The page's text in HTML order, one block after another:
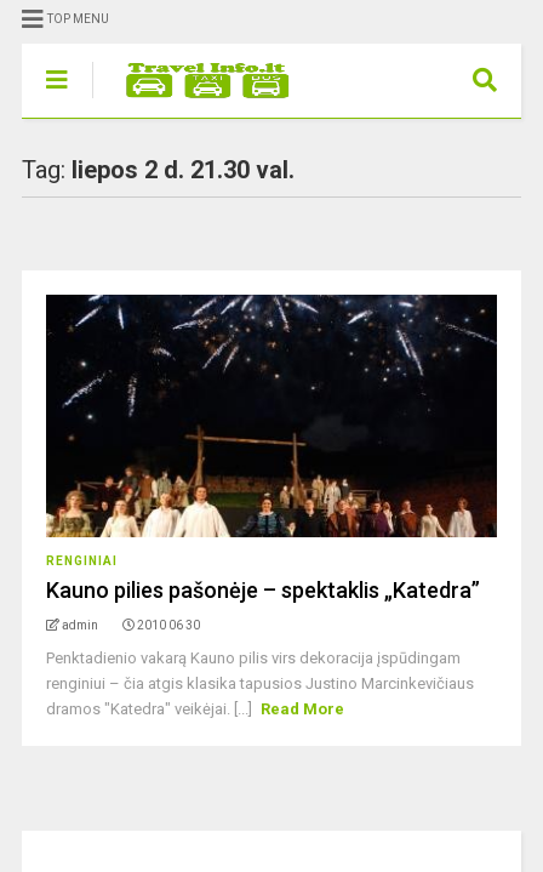
TOP MENU
Tag: liepos 2 d. 21.30 val.
RENGINIAI
Kauno pilies pašonėje – spektaklis „Katedra”
admin 2010 06 30
Penktadienio vakarą Kauno pilis virs dekoracija įspūdingam
renginiui – čia atgis klasika tapusios Justino Marcinkevičiaus
dramos "Katedra" veikėjai. [...]
Read More